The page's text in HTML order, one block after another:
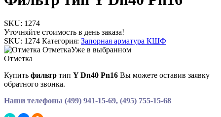
SKU: 1274
Уточняйте стоимость в день заказа!
SKU: 1274 Категория: Запорная арматура КШФ
ОтметкаУже в выбранном
Отметка
Купить фильтр тип Y Dn40 Рn16 Вы можете оставив заявку
обратного звонка.
Наши телефоны (499) 941-15-69, (495) 755-15-68